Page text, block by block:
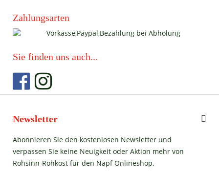
Zahlungsarten
Sie finden uns auch...
Newsletter
Abonnieren Sie den kostenlosen Newsletter und
verpassen Sie keine Neuigkeit oder Aktion mehr von
Rohsinn-Rohkost für den Napf Onlineshop.